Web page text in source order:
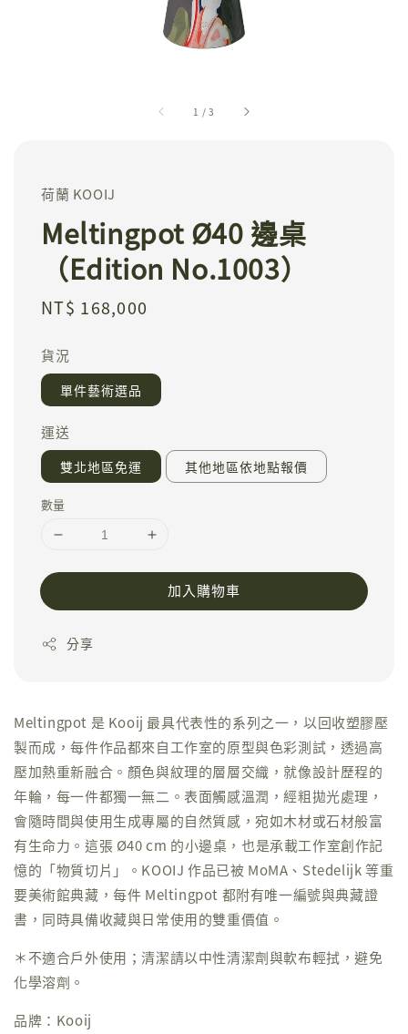
1 /3
荷蘭 KOOIJ
Meltingpot Ø40 邊桌
（Edition No.1003）
Regular
NT$ 168,000
貨況
單件藝術選品
運送
雙北地區免運 其他地區依地點報價
數量
加入購物車
分享
Meltingpot 是 Kooij 最具代表性的系列之一，以回收塑膠壓
製而成，每件作品都來自工作室的原型與色彩測試，透過高
壓加熱重新融合。顏色與紋理的層層交織，就像設計歷程的
年輪，每一件都獨一無二。表面觸感溫潤，經粗拋光處理，
會隨時間與使用生成專屬的自然質感，宛如木材或石材般富
有生命力。這張 Ø40 cm 的小邊桌，也是承載工作室創作記
憶的「物質切片」。KOOIJ 作品已被 MoMA、Stedelijk 等重
要美術館典藏，每件 Meltingpot 都附有唯一編號與典藏證
書，同時具備收藏與日常使用的雙重價值。
＊不適合戶外使用；清潔請以中性清潔劑與軟布輕拭，避免
化學溶劑。
品牌：Kooij